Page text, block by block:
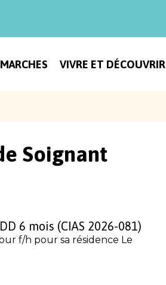
VIVRE ET DÉCOUVRIR
Soignant
6 mois (CIAS 2026-081)
f/h pour sa résidence Le